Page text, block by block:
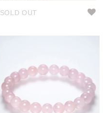
SOLD OUT